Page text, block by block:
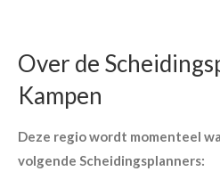
Over de
Kampen
Deze regio wordt momenteel
volgende Scheidingsplanners: